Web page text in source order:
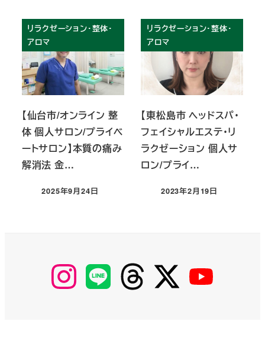
リラクゼーション・整体・
アロマ
【仙台市/オンライン 整
体 個人サロン/プライベ
ートサロン】本質の痛み
解消法 金…
投稿日
2025年9月24日
リラクゼーション・整体・
アロマ
【東松島市 ヘッドスパ・
フェイシャルエステ・リ
ラクゼーション 個人サ
ロン/プライ…
投稿日
2023年2月19日
【Instagram】
MyKOBAKO
【LINE】 【threads】 【Twitter】